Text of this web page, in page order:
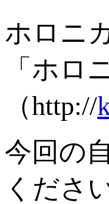
ホロニ
「ホロ
（http://
今回の
くださ